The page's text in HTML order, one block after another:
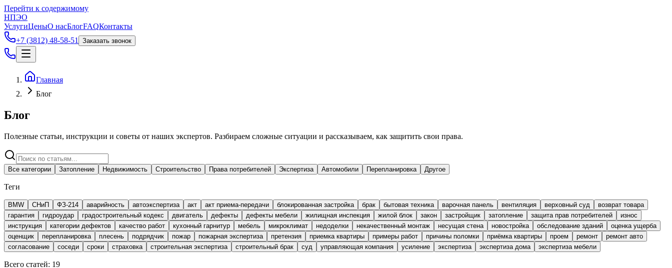
Перейти к содержимому
НПЭО
УслугиЦеныО насБлогFAQКонтакты
+7 (3812) 48-58-51
Заказать звонок
Главная
Блог
Блог
Полезные статьи, инструкции и советы от наших экспертов. Разбираем сложные ситуации и рассказываем, как защитить свои права.
Все категории Затопление Недвижимость Строительство Права потребителей Экспертиза Автомобили Перепланировка Другое
Теги
BMW СНиП ФЗ-214 аварийность автоэкспертиза акт акт приема-передачи блокированная застройка брак бытовая техника варочная панель вентиляция верховный суд
возврат товара
гарантия
гидроудар градостроительный кодекс двигатель дефекты дефекты мебели жилищная инспекция жилой блок закон застройщик затопление защита прав потребителей
износ
инструкция
категории дефектов качество работ кухонный гарнитур мебель микроклимат недоделки некачественный монтаж несущая стена новостройка обследование зданий
оценка ущерба
оценщик
перепланировка плесень подрядчик пожар пожарная экспертиза претензия приемка квартиры примеры работ причины поломки приёмка квартиры проем ремонт
ремонт авто
согласование
соседи сроки страховка строительная экспертиза строительный брак суд управляющая компания усиление экспертиза экспертиза дома экспертиза мебели
Всего статей: 19